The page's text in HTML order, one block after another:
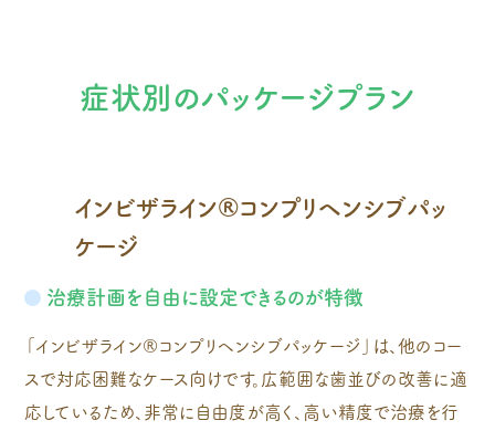
症状別のパッケージプラン
インビザライン®コンプリヘンシブパッ
ケージ
治療計画を自由に設定できるのが特徴
「インビザライン®コンプリヘンシブパッケージ」は、他のコー
スで対応困難なケース向けです。広範囲な歯並びの改善に適
応しているため、非常に自由度が高く、高い精度で治療を行